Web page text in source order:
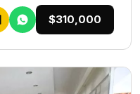
$310,000